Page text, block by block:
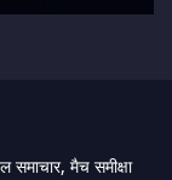
मैच समीक्षा